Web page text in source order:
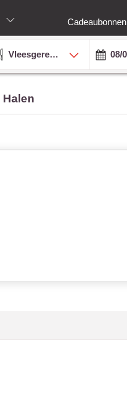
Cadeaubonnen
Vleesgerechten